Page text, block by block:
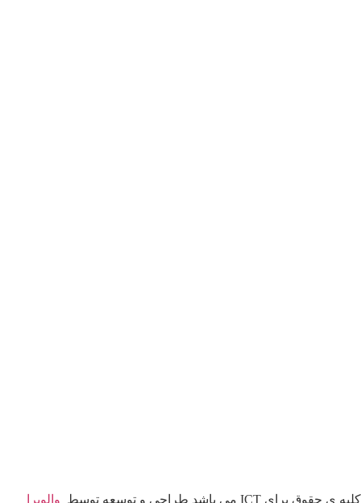
کلیه ی حقوق برای ICT می باشد طراحی و توسعه توسط والویرا